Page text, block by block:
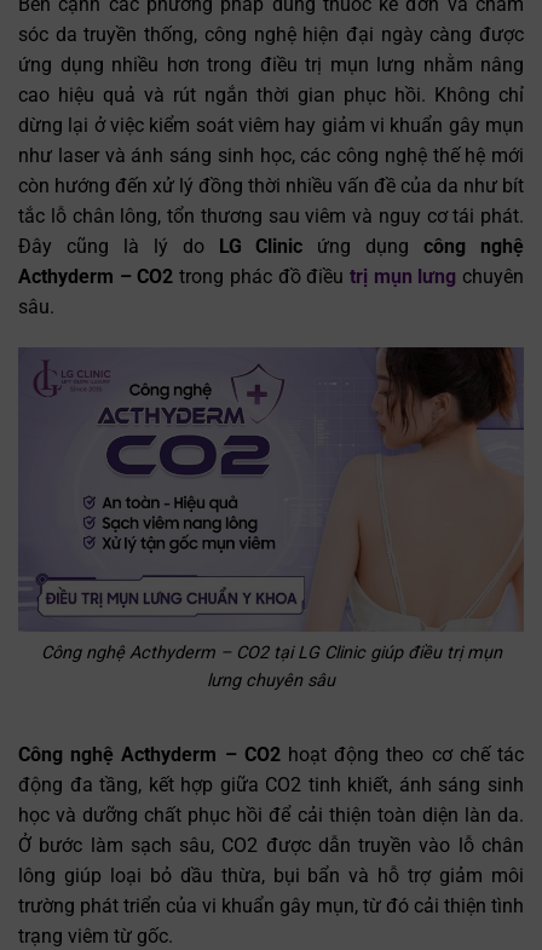
sóc da truyền thống, công nghệ hiện đại ngày càng được
ứng dụng nhiều hơn trong điều trị mụn lưng nhằm nâng
cao hiệu quả và rút ngắn thời gian phục hồi. Không chỉ
dừng lại ở việc kiểm soát viêm hay giảm vi khuẩn gây mụn
như laser và ánh sáng sinh học, các công nghệ thế hệ mới
còn hướng đến xử lý đồng thời nhiều vấn đề của da như bít
tắc lỗ chân lông, tổn thương sau viêm và nguy cơ tái phát.
Đây cũng là lý doLG Clinic ứng dụngcông nghệ
Acthyderm – CO2 trong phác đồ điều trị mụn lưng chuyên
sâu.
Công nghệ Acthyderm – CO2 tại LG Clinic giúp điều trị mụn
lưng chuyên sâu
Công nghệ Acthyderm – CO2hoạt động theo cơ chế tác
động đa tầng, kết hợp giữa CO2 tinh khiết, ánh sáng sinh
học và dưỡng chất phục hồi để cải thiện toàn diện làn da.
Ở bước làm sạch sâu, CO2 được dẫn truyền vào lỗ chân
lông giúp loại bỏ dầu thừa, bụi bẩn và hỗ trợ giảm môi
trường phát triển của vi khuẩn gây mụn, từ đó cải thiện tình
trạng viêm từ gốc.